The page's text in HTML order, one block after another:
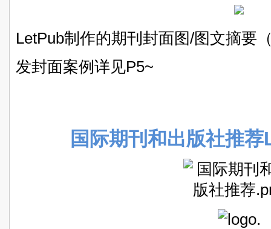
LetPub制作的期刊封面图/图文摘要
发封面案例详见P5~
国际期刊和出版社推